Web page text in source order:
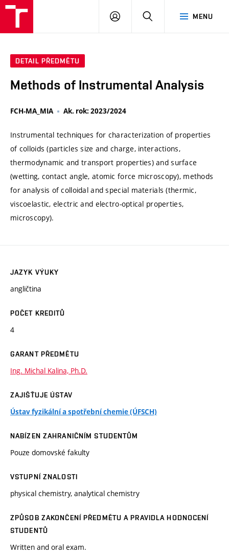
MENU
PŘIHLÁSIT
DETAIL PŘEDMĚTU
Methods of Instrumental Analysis
FCH-MA_MIA Ak. rok: 2023/2024
Instrumental techniques for characterization of properties
of colloids (particles size and charge, interactions,
thermodynamic and transport properties) and surface
(wetting, contact angle, atomic force microscopy), methods
for analysis of colloidal and special materials (thermic,
viscoelastic, electric and electro-optical properties,
microscopy).
JAZYK VÝUKY
angličtina
POČET KREDITŮ
4
GARANT PŘEDMĚTU
Ing. Michal Kalina, Ph.D.
ZAJIŠŤUJE ÚSTAV
Ústav fyzikální a spotřební chemie (ÚFSCH)
NABÍZEN ZAHRANIČNÍM STUDENTŮM
Pouze domovské fakulty
VSTUPNÍ ZNALOSTI
physical chemistry, analytical chemistry
ZPŮSOB ZAKONČENÍ PŘEDMĚTU A PRAVIDLA HODNOCENÍ
STUDENTŮ
Written and oral exam.